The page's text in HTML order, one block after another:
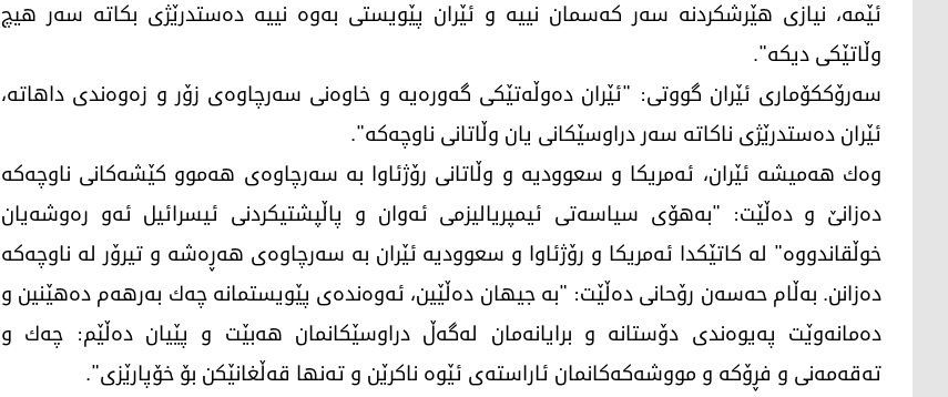
ئێمه‌، نیازی ھێرشكردنه‌ سه‌ر كه‌سمان نییه‌ و ئێران پێویستی به‌وه‌ نییه‌ ده‌ستدرێژی بكاته‌ سه‌ر هیچ
وڵاتێكی دیكه‌".
سه‌رۆككۆماری ئێران گووتی: "ئێران ده‌وڵه‌تێكی گه‌وره‌یه‌ و خاوه‌نی سه‌رچاوه‌ی زۆر و زه‌وه‌ندی داهاته‌،
ئێران ده‌ستدرێژی ناكاته‌ سه‌ر دراوسێكانی یان وڵاتانی ناوچه‌كه‌".
وه‌ك هه‌میشه‌ ئێران، ئه‌مریكا و سعوودیه‌ و وڵاتانی رۆژئاوا به‌ سه‌رچاوه‌ی هه‌موو كێشه‌كانی ناوچه‌كه‌
ده‌‌زانێ و ده‌ڵێت: "به‌هۆی سیاسه‌تی ئیمپریالیزمی ئه‌وان و پاڵپشتیكردنی ئیسرائیل ئه‌و ره‌وشه‌یان
خوڵقاندووه" له‌ كاتێكدا ئه‌مریكا و رۆژئاوا و سعوودیه‌ ئێران به‌ سه‌رچاوه‌ی هه‌ڕه‌شه‌ و تیرۆر له‌ ناوچه‌كه‌
ده‌زانن. به‌ڵام حه‌سه‌ن رۆحانی ده‌ڵێت: "به‌ جیهان ده‌ڵێین، ئه‌وه‌نده‌ی پێویستمانه‌ چه‌ك به‌رهه‌م ده‌هێنین و
ده‌مانه‌وێت په‌یوه‌ندی دۆستانه‌ و برایانه‌مان له‌گه‌ڵ دراوسێكانمان هه‌بێت و پێیان ده‌ڵێم: چه‌ك و
ته‌قه‌مه‌نی و فڕۆكه‌ و مووشه‌كه‌كانمان ئاراسته‌ی ئێوه‌ ناكرێن و ته‌نها قه‌ڵغانێكن بۆ خۆپارێزی".